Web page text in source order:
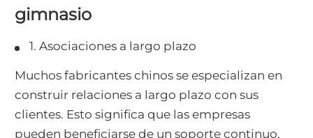
gimnasio
1. Asociaciones a largo plazo
Muchos fabricantes chinos se especializan en
construir relaciones a largo plazo con sus
clientes. Esto significa que las empresas
pueden beneficiarse de un soporte continuo,